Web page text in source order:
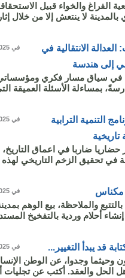
والخواء قبيل
بالمدينة لا ينتعش إلا من خلال
الانتقالية في
إلى هندسة
في سياق مسار فكري
بمساءلة الأسئلة العميقة
في 20/12/2025 على 23h37
التنمية الترابية
تاريخية
ضاربا في اعماق
تحقيق الزخم التاريخي لهذه
في 11/12/2025 على 17h20
مكناس
والملاحظة، بيع الوهم
أحلام وردية بالتفخيخ
في 09/12/2025 على 22h28
قد يبدأ التغيير...
وحيثما وجدوا، عن الوطن
الحل والعقد. أكتب عن
في 01/12/2025 على 20h27